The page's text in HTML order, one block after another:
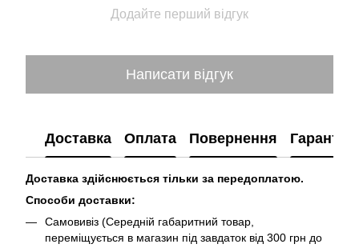
Додайте перший відгук
Написати відгук
Доставка Оплата Повернення Гарантія
Доставка здійснюється тільки за передоплатою.
Способи доставки:
Самовивіз (Середній габаритний товар,
переміщується в магазин під завдаток від 300 грн до